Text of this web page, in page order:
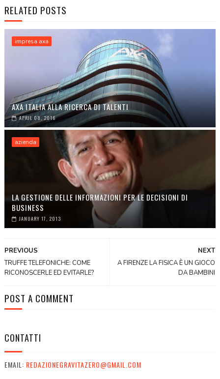
RELATED POSTS
impresa axa
AXA ITALIA ALLA RICERCA DI TALENTI
APRIL 08, 2016
azienda
LA GESTIONE DELLE INFORMAZIONI PER LE DECISIONI DI
BUSINESS
JANUARY 17, 2013
NEXT
A FIRENZE LA FISICA È UN GIOCO
DA BAMBINI
PREVIOUS
TRUFFE TELEFONICHE: COME
RICONOSCERLE ED EVITARLE?
POST A COMMENT
CONTATTI
EMAIL: REDAZIONEGRAVITAZERO@GMAIL.COM